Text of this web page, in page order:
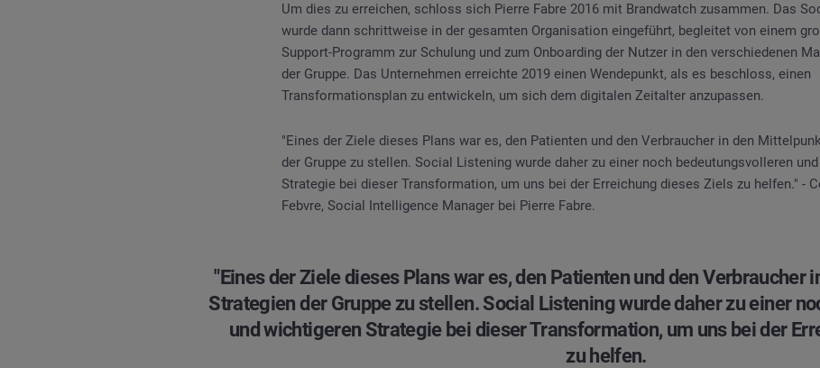
Um dies zu erreichen, schloss sich Pierre Fabre 2016 mit Brandwatch zusammen. Das
wurde dann schrittweise in der gesamten Organisation eingeführt, begleitet von einem
Support-Programm zur Schulung und zum Onboarding der Nutzer in den verschiedenen
der Gruppe. Das Unternehmen erreichte 2019 einen Wendepunkt, als es beschloss, einen
Transformationsplan zu entwickeln, um sich dem digitalen Zeitalter anzupassen.
"Eines der Ziele dieses Plans war es, den Patienten und den Verbraucher in den
der Gruppe zu stellen. Social Listening wurde daher zu einer noch bedeutungsvolleren
Strategie bei dieser Transformation, um uns bei der Erreichung dieses Ziels zu helfen." -
Febvre, Social Intelligence Manager bei Pierre Fabre.
"Eines der Ziele dieses Plans war es, den Patienten und den Verbraucher
Strategien der Gruppe zu stellen. Social Listening wurde daher zu einer
und wichtigeren Strategie bei dieser Transformation, um uns bei der
zu helfen.